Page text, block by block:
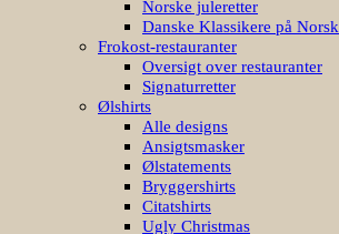
Norske juleretter
Danske Klassikere på Norsk
Frokost-restauranter
Oversigt over restauranter
Signaturretter
Ølshirts
Alle designs
Ansigtsmasker
Ølstatements
Bryggershirts
Citatshirts
Ugly Christmas